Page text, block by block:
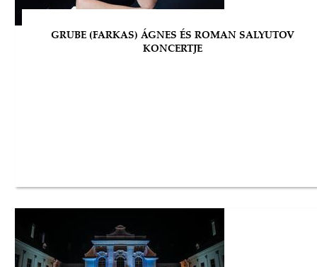
GRUBE (FARKAS) ÁGNES ÉS ROMAN SALYUTOV
KONCERTJE